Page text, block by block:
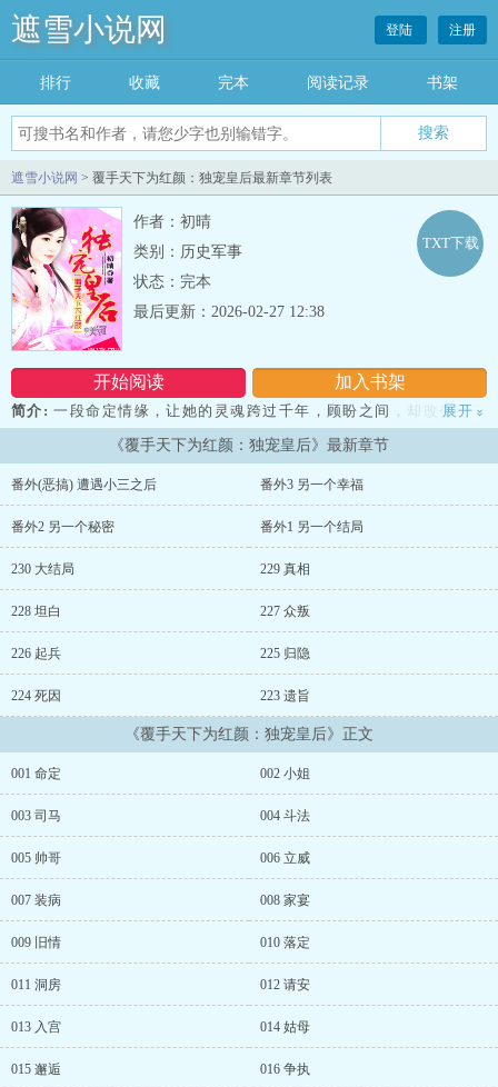
遮雪小说网 登陆 注册
排行 收藏 完本 阅读记录 书架
遮雪小说网 > 覆手天下为红颜：独宠皇后最新章节列表
作者：初晴
类别：历史军事
状态：完本
开始阅读 加入书架
TXT下载
最后更新：2026-02-27 12:38
简介: 一段命定情缘，让她的灵魂跨过千年，顾盼之间，却改变了三
个男人的命运。 一个，冷漠似冰，步步为营，为了她而颠覆江
山。 一个，野心比天，机关算尽，终是因她袖手天下。 ——你要
这江山，我为你拼下便是。 霸气的话里透着温柔，那是他对她的独
无涯，回头又如何能看到彼岸。 偏偏还有一个，鲜血染红了唇角，
只是为了告诉她， ——从遇见你开始，我所说的每一句话，都从未
有假。 天命已定，她终于成了世间最尊贵的女人， 睥睨江山，他
目光灼灼，许她一世独宠。...
展开 »
《覆手天下为红颜：独宠皇后》最新章节
番外(恶搞) 遭遇小三之后 番外3 另一个幸福
番外2 另一个秘密 番外1 另一个结局
230 大结局 229 真相
228 坦白 227 众叛
226 起兵 225 归隐
224 死因 223 遗旨
《覆手天下为红颜：独宠皇后》正文
001 命定 002 小姐
003 司马 004 斗法
005 帅哥 006 立威
007 装病 008 家宴
009 旧情 010 落定
011 洞房 012 请安
013 入宫 014 姑母
015 邂逅 016 争执